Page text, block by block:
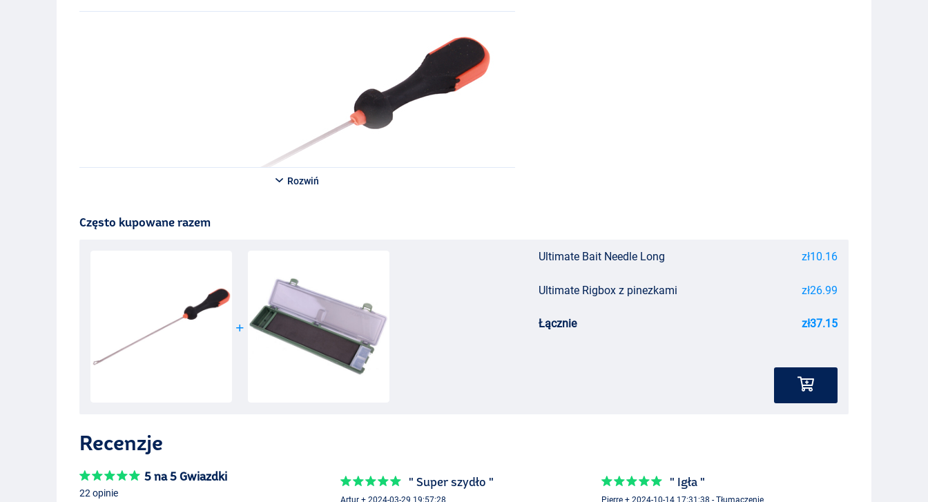
Rozwiń
Często kupowane razem
Ultimate Bait Needle Long zł10.16
Ultimate Rigbox z pinezkami zł26.99
Łącznie zł37.15
Recenzje
5 na 5 Gwiazdki
22 opinie
" Super szydło "
Artur + 2024-03-29 19:57:28
" Igła "
Pierre + 2024-10-14 17:31:38 - Tłumaczenie